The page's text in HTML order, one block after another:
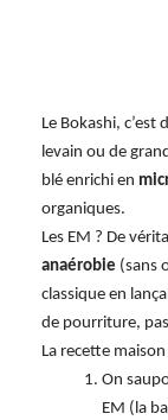
Le Bokashi, c’est
levain ou de
blé enrichi en
organiques.
Les EM ? De
anaérobie (sans
classique en
de pourriture,
La recette
On
EM (la